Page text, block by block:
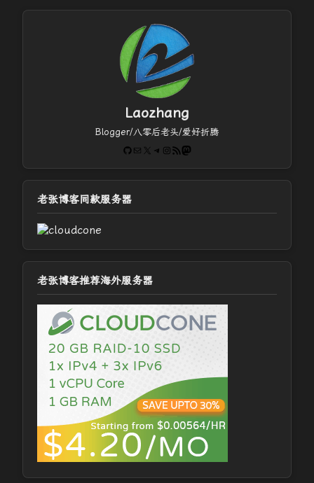
Laozhang
Blogger/八零后老头/爱好折腾
GitHub
电子邮件 X Telegram
Instagram
RSS FeedMastodon
老张博客同款服务器
老张博客推荐海外服务器